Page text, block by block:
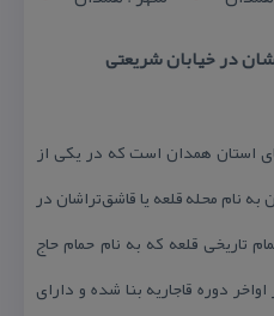
در خیابان شریعتی
استان همدان است كه در یكی از
نام محله قلعه یا قاشق‌تراشان در
تاریخی قلعه كه به نام حمام حاج
دوره قاجاریه بنا شده و دارای